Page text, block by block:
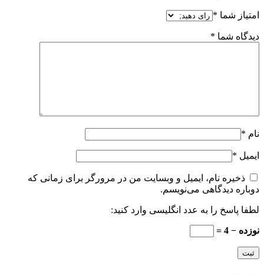
امتیاز شما *
دیدگاه شما *
نام *
ایمیل *
ذخیره نام، ایمیل و وبسایت من در مرورگر برای زمانی که
دوباره دیدگاهی می‌نویسم.
لطفا پاسخ را به عدد انگلیسی وارد کنید:
نوزده − 4 =